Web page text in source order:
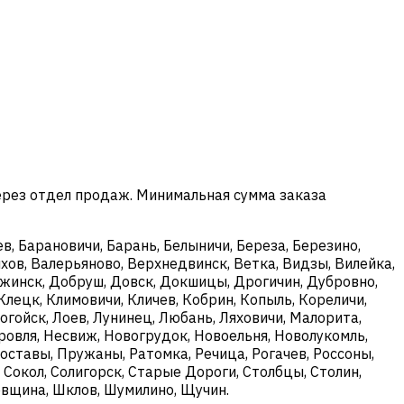
отдел продаж. Минимальная сумма заказа
Барановичи, Барань, Белыничи, Береза, Березино,
Валерьяново, Верхнедвинск, Ветка, Видзы, Вилейка,
Добруш, Довск, Докшицы, Дрогичин, Дубровно,
Климовичи, Кличев, Кобрин, Копыль, Кореличи,
Лоев, Лунинец, Любань, Ляховичи, Малорита,
Несвиж, Новогрудок, Новоельня, Новолукомль,
Пружаны, Ратомка, Речица, Рогачев, Россоны,
Солигорск, Старые Дороги, Столбцы, Столин,
Шклов, Шумилино, Щучин.